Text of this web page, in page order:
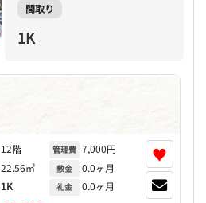
間取り
1K
12階
22.56㎡
1K
管理費 7,000円
敷金 0.0ヶ月
礼金 0.0ヶ月
♥